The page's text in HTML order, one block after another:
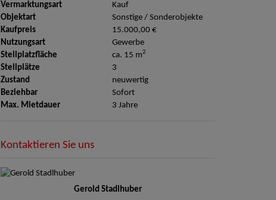
Vermarktungsart
Kauf
Objektart
Sonstige / Sonderobjekte
Kaufpreis
15.000,00 €
Nutzungsart
Gewerbe
Stellplatzfläche
ca. 15 m2
Stellplätze
3
Zustand
neuwertig
Beziehbar
Sofort
Max. Mietdauer
3 Jahre
Kontaktieren Sie uns
Gerold Stadlhuber